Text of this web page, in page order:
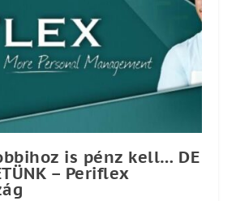
is pénz kell… DE
– Periflex